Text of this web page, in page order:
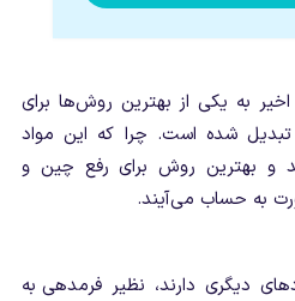
به یکی از بهترین روش‌ها برای
شده است. چرا که این مواد
و بهترین روش برای رفع چین و
به حساب می‌آیند.
البته تزریق ژل و فیلر کاربردهای دیگری دارند، نظیر فرم‎دهی به